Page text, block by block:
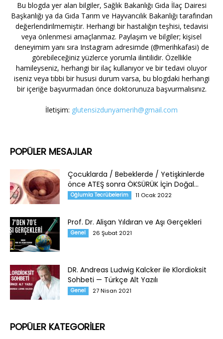
Bu blogda yer alan bilgiler, Sağlık Bakanlığı Gıda İlaç Dairesi
Başkanlığı ya da Gıda Tarım ve Hayvancılık Bakanlığı tarafından
değerlendirilmemiştir. Herhangi bir hastalığın teşhisi, tedavisi
veya önlenmesi amaçlanmaz. Paylaşım ve bilgiler; kişisel
deneyimim yanı sıra Instagram adresimde (@merihkafasi) de
görebileceğiniz yüzlerce yorumla ilintilidir. Özellikle
hamileyseniz, herhangi bir ilaç kullanıyor ve bir tedavi oluyor
iseniz veya tıbbi bir hususi durum varsa, bu blogdaki herhangi
bir içeriğe başvurmadan önce doktorunuza başvurmalısınız.
İletişim: glutensizdunyamerih@gmail.com
POPÜLER MESAJLAR
Çocuklarda / Bebeklerde / Yetişkinlerde
önce ATEŞ sonra ÖKSÜRÜK İçin Doğal...
Oğlumla Tecrübelerim 11 Ocak 2022
Prof. Dr. Alişan Yıldıran ve Aşı Gerçekleri
Genel 26 Şubat 2021
DR. Andreas Ludwig Kalcker ile Klordioksit
Sohbeti — Türkçe Alt Yazılı
Genel 27 Nisan 2021
POPÜLER KATEGORİLER